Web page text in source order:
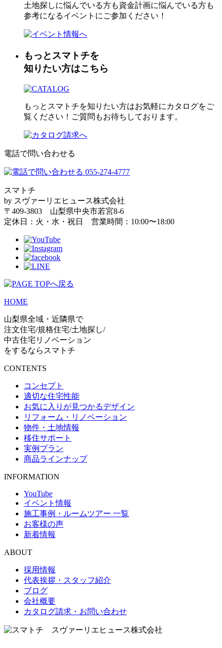
土地探しに悩んでいる方も資金計画に悩んでいる方も
参考になるイベントにご参加ください！
もっとスマトチを
知りたい方はこちら
もっとスマトチを知りたい方はお気軽にカタログをご
覧ください！ご質問もお待ちしております。
電話で問い合わせる
スマトチ
by スヴァーリエヒュース株式会社
〒409-3803 山梨県中央市若宮8-6
定休日：火・水・祝日 営業時間：10:00〜18:00
HOME
山梨県全域・近隣県で
注文住宅/規格住宅/土地探し/
中古住宅リノベーション
をするならスマトチ
CONTENTS
コンセプト
適切な住宅性能
お気に入りが見つかるデザイン
リフォーム・リノベーション
物件・土地情報
移住サポート
実例プラン
商品ラインナップ
INFORMATION
YouTube
イベント情報
施工事例・ルームツアー 一覧
お客様の声
新着情報
ABOUT
採用情報
代表挨拶・スタッフ紹介
ブログ
会社概要
カタログ請求・お問い合わせ